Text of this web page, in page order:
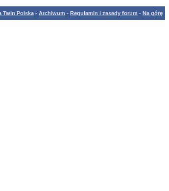
Twin Polska - Archiwum - Regulamin i zasady forum - Na górę